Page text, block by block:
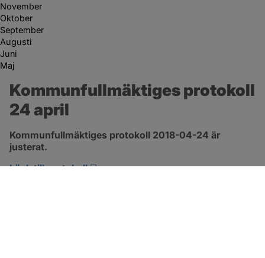
November
Oktober
September
Augusti
Juni
Maj
Kommunfullmäktiges protokoll
24 april
Kommunfullmäktiges protokoll 2018-04-24 är
justerat.
Länk till protokoll
pdf, 2.9 MB, öppnas i nytt fönster.